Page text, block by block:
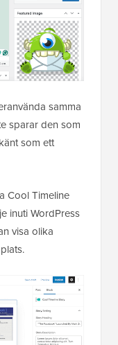
samma
sparar den som
som ett
Cool Timeline
inuti WordPress
visa olika